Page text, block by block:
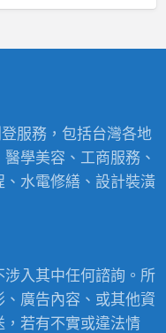
服務，包括台灣各地
學美容、工商服務、
水電修繕、設計裝潢
入其中任何諮詢。所
廣告內容、或其他資
若有不實或違法情